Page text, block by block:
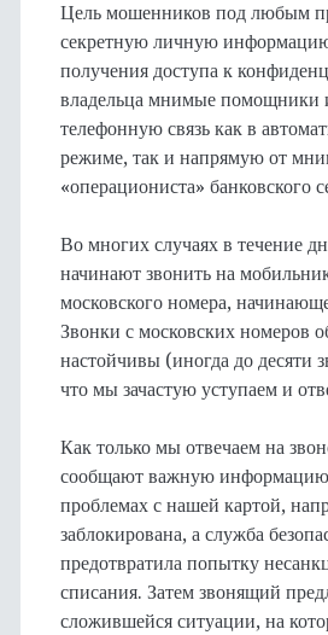
Цель мошенников под любым
секретную личную
получения доступа к
владельца мнимые помощники
телефонную связь как в
режиме, так и напрямую от
«операциониста» банковского
Во многих случаях в течение
начинают звонить на
московского номера,
Звонки с московских номеров
настойчивы (иногда до десяти
что мы зачастую уступаем и
Как только мы отвечаем на
сообщают важную
проблемах с нашей картой,
заблокирована, а служба
предотвратила попытку
списания. Затем звонящий
сложившейся ситуации, на